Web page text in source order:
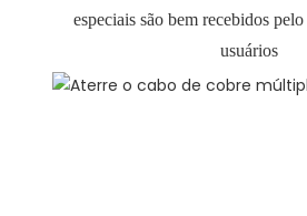
especiais são bem recebidos